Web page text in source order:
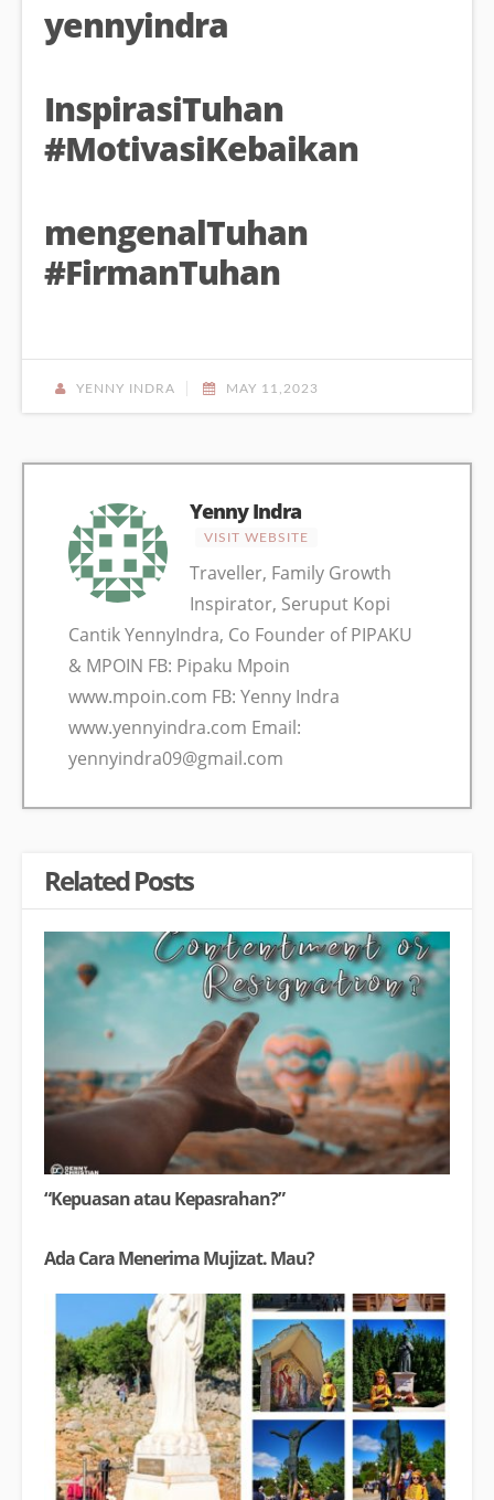
yennyindra
InspirasiTuhan
#MotivasiKebaikan
mengenalTuhan
#FirmanTuhan
YENNY INDRA MAY 11,2023
Yenny Indra
VISIT WEBSITE
Traveller, Family Growth
Inspirator, Seruput Kopi
Cantik YennyIndra, Co Founder of PIPAKU
& MPOIN FB: Pipaku Mpoin
www.mpoin.com FB: Yenny Indra
www.yennyindra.com Email:
yennyindra09@gmail.com
Related Posts
“Kepuasan atau Kepasrahan?”
Ada Cara Menerima Mujizat. Mau?